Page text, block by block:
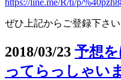
https://line.me/R/ti/p/
ぜひ上記からご登録下さい
2018/03/23 予想
ってらっしゃい